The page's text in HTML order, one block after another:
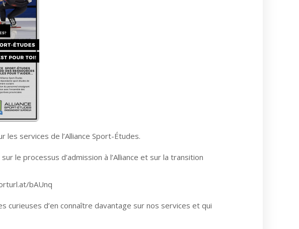
les services de l’Alliance Sport-Études.
le processus d’admission à l’Alliance et sur la transition
bAUnq
d’en connaître davantage sur nos services et qui